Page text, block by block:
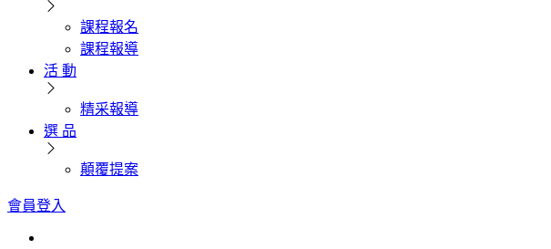
課程報名
課程報導
活 動
精采報導
選 品
顛覆提案
會員登入